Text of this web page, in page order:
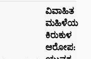
ವಿವಾಹಿತ
ಮಹಿಳೆಯ
ಕಿರುಕುಳ
ಆರೋಪ: